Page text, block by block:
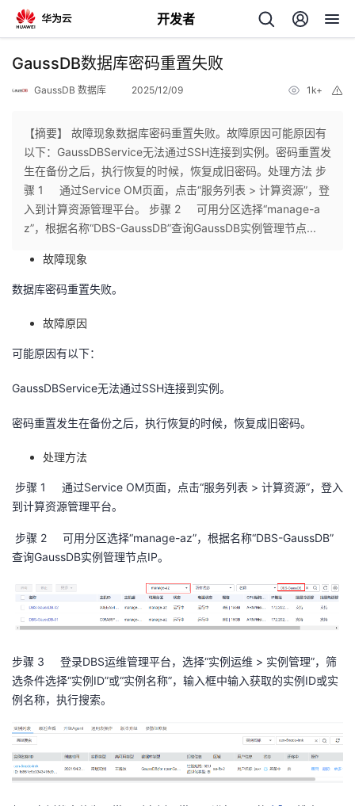
开发者
返
个
人
我
的
发
者
我
的
博
客
我
的
论
我
的
子
我
直
的
动
我
关
注
的
开
发
我
的
Programs
我
的
GaussDB数据库密码重置失败
GaussDB 数据库 2025/12/09 1k+
【摘要】 故障现象数据库密码重置失败。故障原因可能原因有
以下：GaussDBService无法通过SSH连接到实例。密码重置发
生在备份之后，执行恢复的时候，恢复成旧密码。处理方法 步
骤 1 通过Service OM页面，点击“服务列表 > 计算资源”，登
入到计算资源管理平台。 步骤 2 可用分区选择“manage-a
z”，根据名称“DBS-GaussDB”查询GaussDB实例管理节点...
故障现象
数据库密码重置失败。
故障原因
可能原因有以下：
GaussDBService无法通过SSH连接到实例。
密码重置发生在备份之后，执行恢复的时候，恢复成旧密码。
处理方法
步骤 1 通过Service OM页面，点击“服务列表 > 计算资源”，登入
到计算资源管理平台。
步骤 2 可用分区选择“manage-az”，根据名称“DBS-GaussDB”
查询GaussDB实例管理节点IP。
步骤 3 登录DBS运维管理平台，选择“实例运维 > 实例管理”，筛
选条件选择“实例ID”或“实例名称”，输入框中输入获取的实例ID或实
例名称，执行搜索。